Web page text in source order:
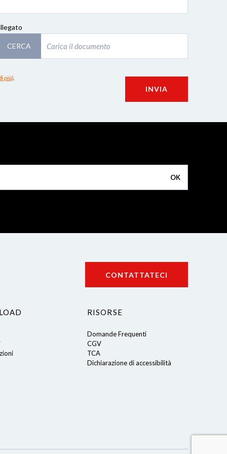
CERCA
più)
INVIA
OK
CONTATTATECI
RISORSE
Domande Frequenti
CGV
TCA
Dichiarazione di accessibilità